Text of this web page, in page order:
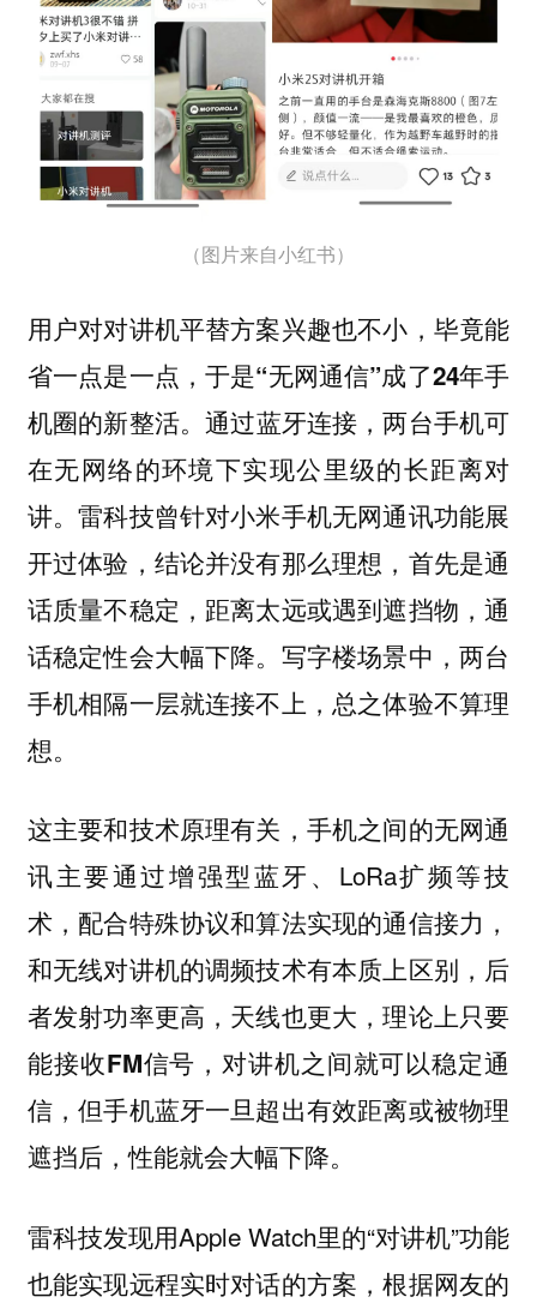
（图片来自小红书）
用户对对讲机平替方案兴趣也不小，毕竟能
省一点是一点，于是“无网通信”成了24年手
机圈的新整活。通过蓝牙连接，两台手机可
在无网络的环境下实现公里级的长距离对
讲。雷科技曾针对小米手机无网通讯功能展
开过体验，结论并没有那么理想，首先是通
话质量不稳定，距离太远或遇到遮挡物，通
话稳定性会大幅下降。写字楼场景中，两台
手机相隔一层就连接不上，总之体验不算理
想。
这主要和技术原理有关，手机之间的无网通
讯主要通过增强型蓝牙、LoRa扩频等技
术，配合特殊协议和算法实现的通信接力，
和无线对讲机的调频技术有本质上区别， 后
者发射功率更高，天线也更大，理论上只要
能接收FM信号，对讲机之间就可以稳定通
信，但手机蓝牙一旦超出有效距离或被物理
遮挡后，性能就会大幅下降。
雷科技发现用Apple Watch里的“对讲机”功能
也能实现远程实时对话的方案，根据网友的